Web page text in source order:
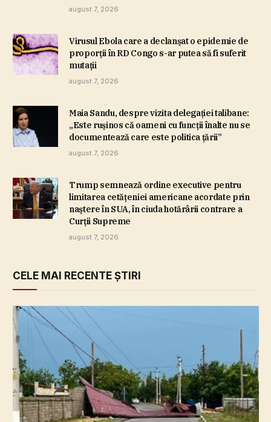
august 7, 2026
Virusul Ebola care a declanşat o epidemie de
proporţii în RD Congo s-ar putea să fi suferit
mutaţii
august 7, 2026
Maia Sandu, despre vizita delegaţiei talibane:
„Este ruşinos că oameni cu funcţii înalte nu se
documentează care este politica ţării”
august 7, 2026
Trump semnează ordine executive pentru
limitarea cetăţeniei americane acordate prin
naştere în SUA, în ciuda hotărârii contrare a
Curţii Supreme
august 7, 2026
CELE MAI RECENTE ȘTIRI